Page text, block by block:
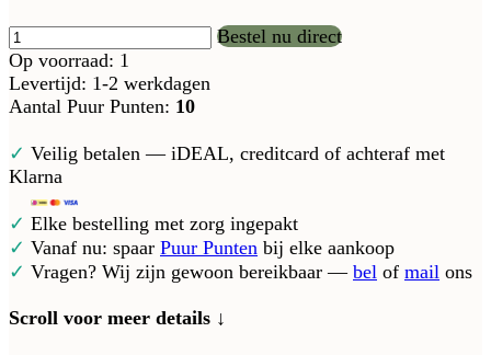
Bestel nu direct
Op voorraad: 1
Levertijd: 1-2 werkdagen
Aantal Puur Punten: 10
✓ Veilig betalen — iDEAL, creditcard of achteraf met
Klarna
✓ Elke bestelling met zorg ingepakt
✓ Vanaf nu: spaar Puur Punten bij elke aankoop
✓ Vragen? Wij zijn gewoon bereikbaar — bel of mail ons
Scroll voor meer details ↓